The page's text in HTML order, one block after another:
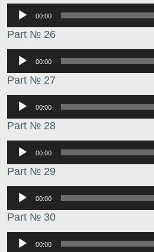
Аудиоплеер
00:00
Part № 26
Аудиоплеер
00:00
Part № 27
Аудиоплеер
00:00
Part № 28
Аудиоплеер
00:00
Part № 29
Аудиоплеер
00:00
Part № 30
Аудиоплеер
00:00